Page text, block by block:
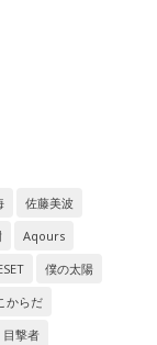
佐藤美波
Aqours
僕の太陽
からだ
目撃者